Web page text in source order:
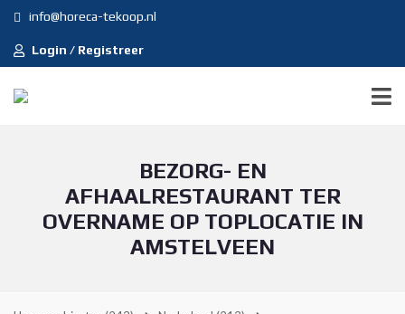
info@horeca-tekoop.nl
Login / Registreer
BEZORG- EN
AFHAALRESTAURANT TER
OVERNAME OP TOPLOCATIE IN
AMSTELVEEN